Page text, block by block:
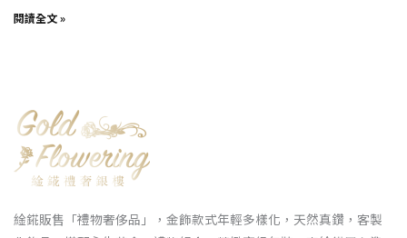
閱讀全文 »
䋮錵販售「禮物奢侈品」，金飾款式年輕多樣化，天然真鑽，客製